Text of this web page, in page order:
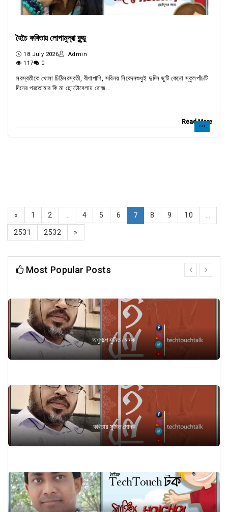
হৈচৈ কবিতায় লোপামুদ্রা কু্ন্ডু
18 July 2026
Admin
117
0
সরস্বতীকে খোলা চিঠিসরস্বতী, বীণাপাণি, সবিনয় নিবেদনশুধুই দুদিন ছুটি কেনো স্কুলপাঁচটি
দিনের পরতোমার কি মা ছোটোবেলায় রোজ...
Read More
« 1 2 4 5 6 7 8 9 10
2531 2532 »
Most Popular Posts
অণুগল্পে সুমিত মোদক
কবিতায় সুমিত মোদক
prev